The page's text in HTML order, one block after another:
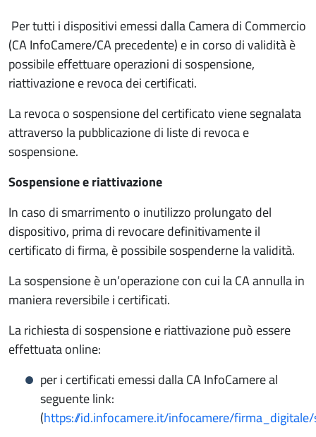
Per tutti i dispositivi emessi dalla Camera di Commercio
(CA InfoCamere/CA precedente) e in corso di validità è
possibile effettuare operazioni di sospensione,
riattivazione e revoca dei certificati.
La revoca o sospensione del certificato viene segnalata
attraverso la pubblicazione di liste di revoca e
sospensione.
Sospensione e riattivazione
In caso di smarrimento o inutilizzo prolungato del
dispositivo, prima di revocare definitivamente il
certificato di firma, è possibile sospenderne la validità.
La sospensione è un’operazione con cui la CA annulla in
maniera reversibile i certificati.
La richiesta di sospensione e riattivazione può essere
effettuata online:
per i certificati emessi dalla CA InfoCamere al
seguente link:
(https://id.infocamere.it/infocamere/